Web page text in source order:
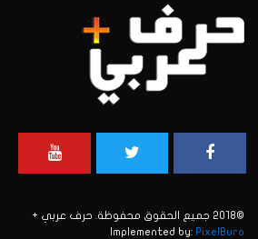
©2018 جميع الحقوق محفوظة. حرف عربي +
Implemented by: PixelBuro